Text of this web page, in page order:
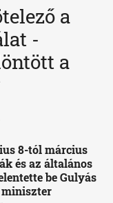
a
-
a
8-tól március
és az általános
be Gulyás
miniszter